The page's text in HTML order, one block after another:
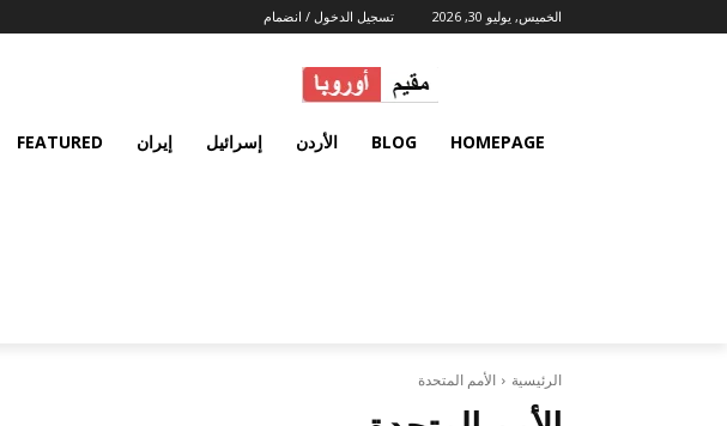
الخميس, يوليو 30, 2026 تسجيل الدخول / انضمام
HOMEPAGE
BLOG الأردن إسرائيل إيران FEATURED
الرئيسية الأمم المتحدة